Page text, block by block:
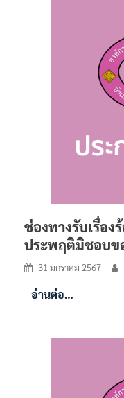
ช่องทางรับเรื่อง
ประพฤติมิชอบข
31 มกราคม 2567
อ่านต่อ…